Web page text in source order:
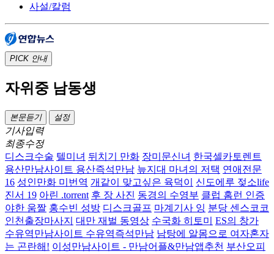
사설/칼럼
PICK 안내
자위중 남동생
본문듣기 설정
기사입력
최종수정
디스크수술 텔미녀 뒤치기 만화 장미문신녀 한국셀카토렌트
용산만남사이트 용산즉석만남 늪지대 마녀의 저택 연애전문
16 성인만화 미번역 개같이 맞고싶은 육덕이
신도에루 젖소life
진서 19 아린 .torrent 후 장 사진 동경의 수영부 클럽 홈런 인증
야한 움짤 홍수빈 성방 디스크골프 마계기사 잉 분당 센스코코
인천출장마사지 대만 재벌 동영상 수국화 히토미
ES의 창가
수유역만남사이트 수유역즉석만남 남탕에 알몸으로 여자혼자
는 곤란해! 이성만남사이트 - 만남어플&만남앱추천 부산오피